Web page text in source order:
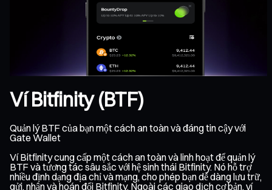
Ví Bitfinity (BTF)
Quản lý BTF của bạn một cách an toàn và đáng tin cậy với
Gate Wallet
Ví Bitfinity cung cấp một cách an toàn và linh hoạt để quản lý
BTF và tương tác sâu sắc với hệ sinh thái Bitfinity. Nó hỗ trợ
nhiều định dạng địa chỉ và mạng, cho phép bạn dễ dàng lưu trữ,
gửi, nhận và hoán đổi Bitfinity. Ngoài các giao dịch cơ bản, ví